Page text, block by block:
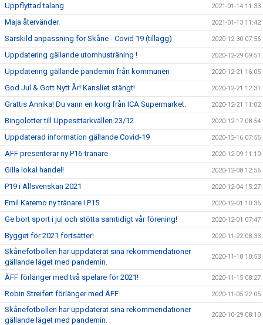
Uppflyttad talang 2021-01-14 11:33
Maja återvänder. 2021-01-13 11:42
Särskild anpassning för Skåne - Covid 19 (tillägg) 2020-12-30 07:56
Uppdatering gällande utomhusträning ! 2020-12-29 09:51
Uppdatering gällande pandemin från kommunen 2020-12-21 16:05
God Jul & Gott Nytt År! Kansliet stängt! 2020-12-21 12:31
Grattis Annika! Du vann en korg från ICA Supermarket. 2020-12-21 11:02
Bingolotter till Uppesittarkvällen 23/12 2020-12-17 08:54
Uppdaterad information gällande Covid-19 2020-12-16 07:55
ÄFF presenterar ny P16-tränare 2020-12-09 11:10
Gilla lokal handel! 2020-12-08 12:56
P19 i Allsvenskan 2021 2020-12-04 15:27
Emil Karemo ny tränare i P15 2020-12-01 10:35
Ge bort sport i jul och stötta samtidigt vår förening! 2020-12-01 07:47
Bygget för 2021 fortsätter! 2020-11-22 08:33
Skånefotbollen har uppdaterat sina rekommendationer
gällande läget med pandemin.
2020-11-18 10:53
ÄFF förlänger med två spelare för 2021! 2020-11-15 08:27
Robin Streifert förlänger med ÄFF 2020-11-05 22:05
Skånefotbollen har uppdaterat sina rekommendationer
gällande läget med pandemin.
2020-10-29 08:10